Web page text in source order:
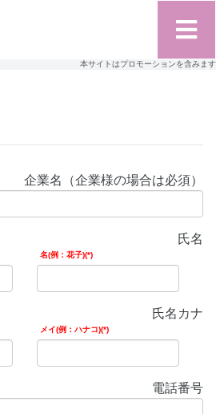
本サイトはプロモーションを含みます
企業名（企業様の場合は必須）
氏名
名(例：花子)
氏名カナ
メイ(例：ハナコ)
電話番号